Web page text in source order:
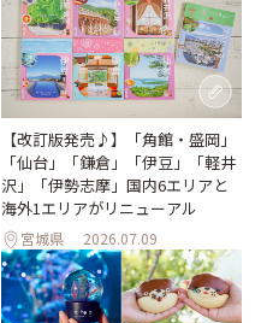
【改訂版発売♪】「角館・盛岡」
「仙台」「鎌倉」「伊豆」「軽井
沢」「伊勢志摩」国内6エリアと
海外1エリアがリニューアル
宮城県 2026.07.09